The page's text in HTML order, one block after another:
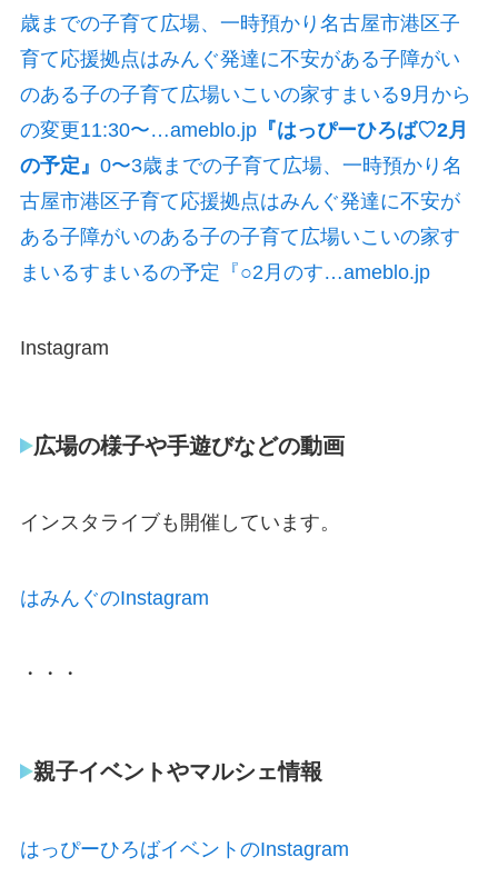
歳までの子育て広場、一時預かり名古屋市港区子
育て応援拠点はみんぐ発達に不安がある子障がい
のある子の子育て広場いこいの家すまいる9月から
の変更11:30〜…ameblo.jp『はっぴーひろば♡2月
の予定』 0〜3歳までの子育て広場、一時預かり名
古屋市港区子育て応援拠点はみんぐ発達に不安が
ある子障がいのある子の子育て広場いこいの家す
まいるすまいるの予定『○2月のす…ameblo.jp
Instagram
広場の様子や手遊びなどの動画
インスタライブも開催しています。
はみんぐのInstagram
・・・
親子イベントやマルシェ情報
はっぴーひろばイベントのInstagram